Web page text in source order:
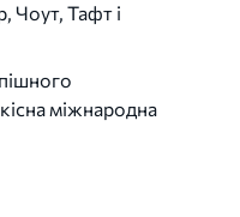
Чоут, Тафт і
міжнародна